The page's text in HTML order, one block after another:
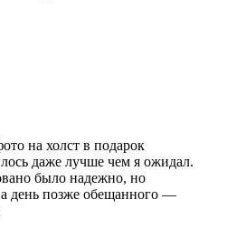
на холст в подарок
даже лучше чем я ожидал.
было надежно, но
день позже обещанного —